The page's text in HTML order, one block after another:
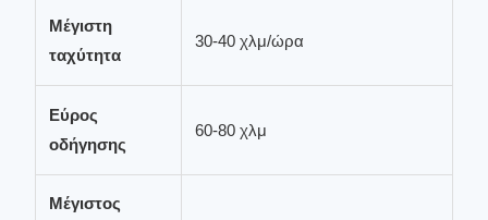
Μέγιστη
ταχύτητα
30-40 χλμ/ώρα
Εύρος
οδήγησης
60-80 χλμ
Μέγιστος